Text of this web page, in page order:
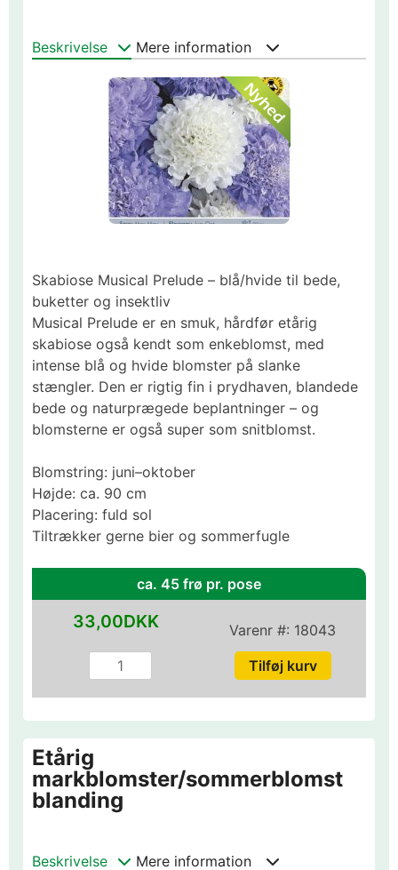
Beskrivelse Mere information
Skabiose Musical Prelude – blå/hvide til bede,
buketter og insektliv
Musical Prelude er en smuk, hårdfør etårig
skabiose også kendt som enkeblomst, med
intense blå og hvide blomster på slanke
stængler. Den er rigtig fin i prydhaven, blandede
bede og naturprægede beplantninger – og
blomsterne er også super som snitblomst.
Blomstring: juni–oktober
Højde: ca. 90 cm
Placering: fuld sol
Tiltrækker gerne bier og sommerfugle
ca. 45 frø pr. pose
Varenr #: 18043
33,00DKK
Etårig
markblomster/sommerblomst
blanding
Beskrivelse Mere information